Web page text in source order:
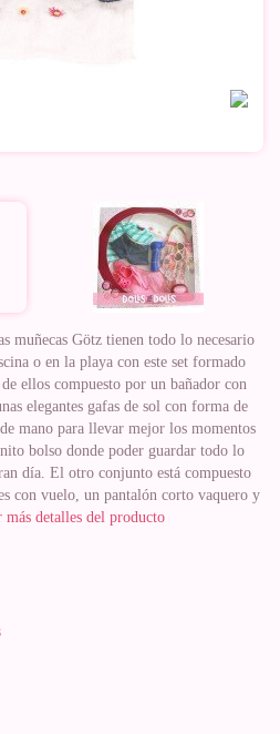
muñecas Götz tienen todo lo necesario
o en la playa con este set formado
ellos compuesto por un bañador con
elegantes gafas de sol con forma de
mano para llevar mejor los momentos
bolso donde poder guardar todo lo
día. El otro conjunto está compuesto
con vuelo, un pantalón corto vaquero y
detalles del producto